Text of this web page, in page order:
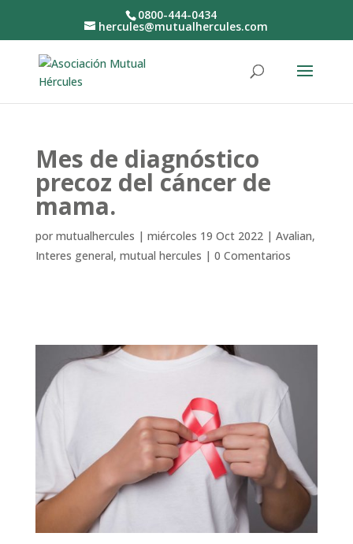
0800-444-0434
hercules@mutualhercules.com
Mes de diagnóstico
precoz del cáncer de
mama.
por mutualhercules | miércoles 19 Oct 2022| Avalian,
Interes general, mutual hercules | 0 Comentarios